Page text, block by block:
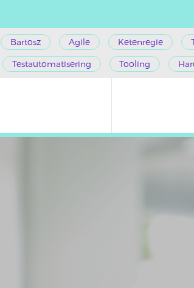
Bartosz Agile Ketenregie
Testautomatisering Tooling